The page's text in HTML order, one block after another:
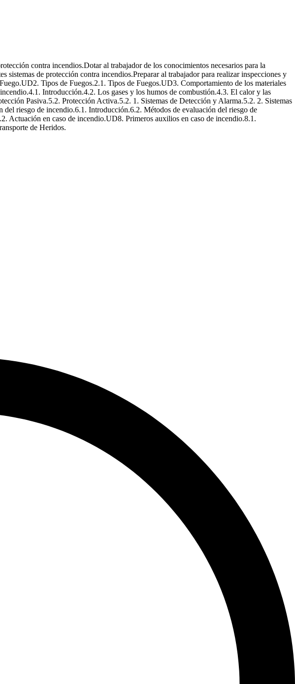
contra incendios.Dotar al trabajador de los conocimientos necesarios para la
de protección contra incendios.Preparar al trabajador para realizar inspecciones y
Tipos de Fuegos.2.1. Tipos de Fuegos.UD3. Comportamiento de los materiales
Introducción.4.2. Los gases y los humos de combustión.4.3. El calor y las
Pasiva.5.2. Protección Activa.5.2. 1. Sistemas de Detección y Alarma.5.2. 2. Sistemas
riesgo de incendio.6.1. Introducción.6.2. Métodos de evaluación del riesgo de
Actuación en caso de incendio.UD8. Primeros auxilios en caso de incendio.8.1.
de Heridos.